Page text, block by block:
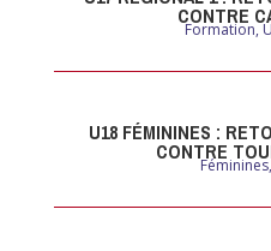
CONTRE
Formation,
U18 FÉMININES :
CONTRE
Féminines